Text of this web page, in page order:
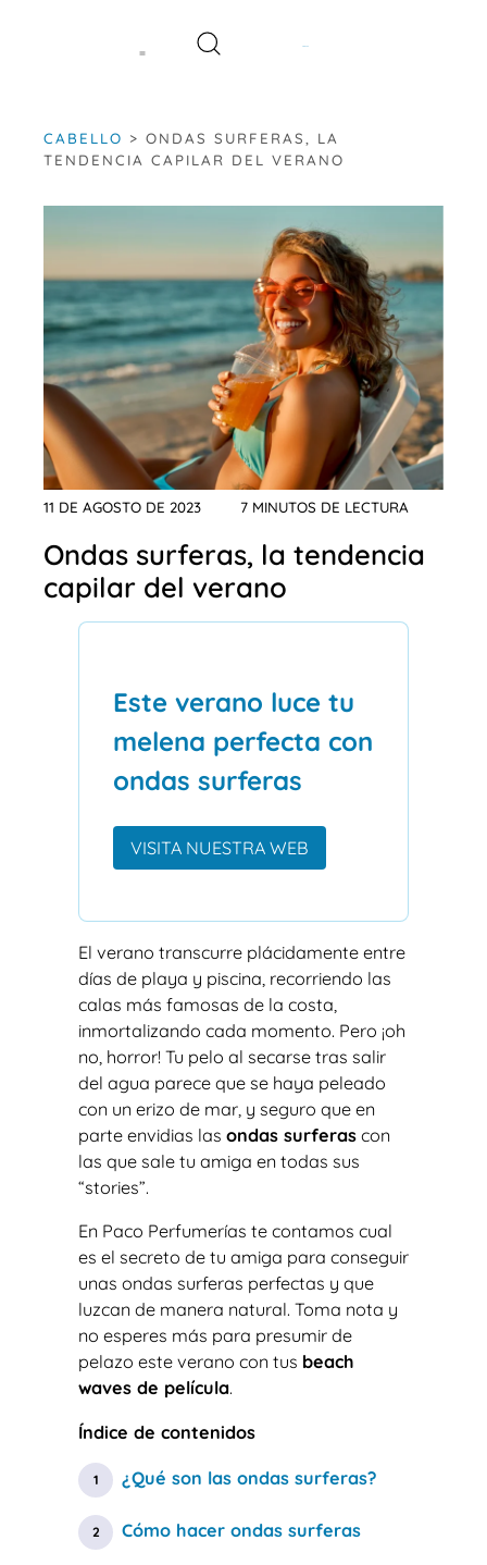
CABELLO > ONDAS SURFERAS, LA
TENDENCIA CAPILAR DEL VERANO
11 DE AGOSTO DE 2023 7 MINUTOS DE LECTURA
Ondas surferas, la tendencia
capilar del verano
Este verano luce tu
melena perfecta con
ondas surferas
VISITA NUESTRA WEB
El verano transcurre plácidamente entre
días de playa y piscina, recorriendo las
calas más famosas de la costa,
inmortalizando cada momento. Pero ¡oh
no, horror! Tu pelo al secarse tras salir
del agua parece que se haya peleado
con un erizo de mar, y seguro que en
parte envidias las ondas surferas con
las que sale tu amiga en todas sus
“stories”.
En Paco Perfumerías te contamos cual
es el secreto de tu amiga para conseguir
unas ondas surferas perfectas y que
luzcan de manera natural. Toma nota y
no esperes más para presumir de
pelazo este verano con tus beach
waves de película.
Índice de contenidos
¿Qué son las ondas surferas?
Cómo hacer ondas surferas